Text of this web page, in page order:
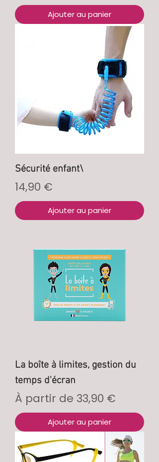
Ajouter au panier
Sécurité enfant\
Prix
14,90 €
Ajouter au panier
La boîte à limites, gestion du
temps d'écran
À partir de 33,90 €
Prix promotionnel
Ajouter au panier